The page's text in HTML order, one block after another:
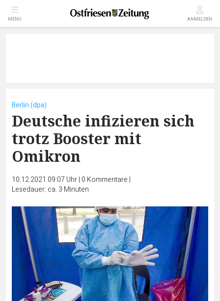
MENÜ ANMELDEN
Berlin (dpa)
Deutsche infizieren sich
trotz Booster mit
Omikron
10.12.2021 09:07 Uhr| 0 Kommentare |
Lesedauer: ca. 3 Minuten